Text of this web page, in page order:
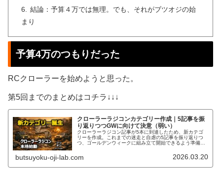
結論：予算４万では無理。でも、それがブツオジの始
まり
予算4万のつもりだった
RCクローラーを始めようと思った。
第5回までのまとめはコチラ↓↓↓
クローラーラジコンカテゴリー作成｜5記事を振
り返りつつGWに向けて決意（弱い）
クローラーラジコン記事が5本に到達したため、新カテゴ
リーを作成。これまでの迷走と自虐の5記事を振り返りつ
つ、ゴールデンウィークに組み立て開始できるよう準備を
butsuyoku-oji-lab.com 2026.03.20